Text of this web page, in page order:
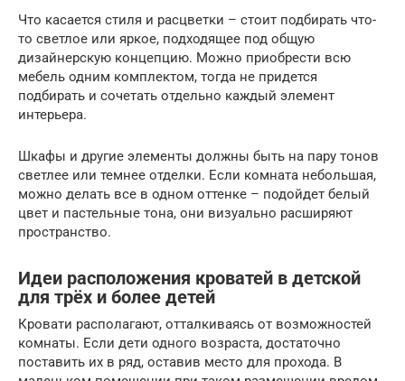
Что касается стиля и расцветки – стоит подбирать что-
то светлое или яркое, подходящее под общую
дизайнерскую концепцию. Можно приобрести всю
мебель одним комплектом, тогда не придется
подбирать и сочетать отдельно каждый элемент
интерьера.
Шкафы и другие элементы должны быть на пару тонов
светлее или темнее отделки. Если комната небольшая,
можно делать все в одном оттенке – подойдет белый
цвет и пастельные тона, они визуально расширяют
пространство.
Идеи расположения кроватей в детской
для трёх и более детей
Кровати располагают, отталкиваясь от возможностей
комнаты. Если дети одного возраста, достаточно
поставить их в ряд, оставив место для прохода. В